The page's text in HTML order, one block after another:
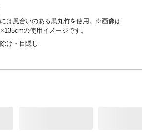
は風合いのある黒丸竹を使用。※画像は
の使用イメージです。
け・目隠し